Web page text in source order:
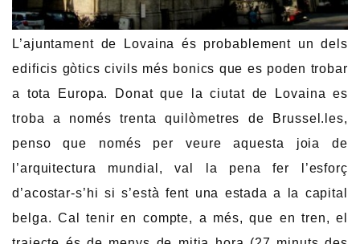
L’ajuntament de Lovaina és probablement un dels
edificis gòtics civils més bonics que es poden trobar
a tota Europa. Donat que la ciutat de Lovaina es
troba a només trenta quilòmetres de Brussel.les,
penso que només per veure aquesta joia de
l’arquitectura mundial, val la pena fer l’esforç
d’acostar-s’hi si s’està fent una estada a la capital
belga. Cal tenir en compte, a més, que en tren, el